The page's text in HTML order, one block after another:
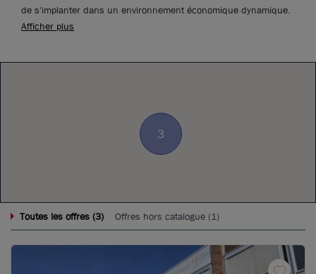
de s'implanter dans un environnement économique dynamique.
Afficher plus
3
Toutes les offres (3) Offres hors catalogue (1)